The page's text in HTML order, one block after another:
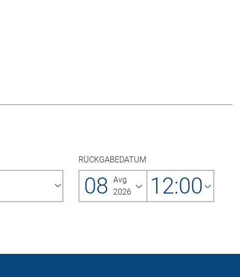
RÜCKGABEDATUM
08 Avg
2026
12:00